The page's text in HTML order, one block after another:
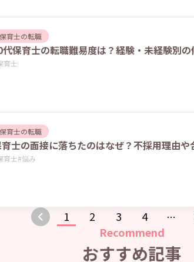
保育士の転職
代保育士の転職難易度は？経験・未経験別の
育士
保育士の転職
士の面接に落ちたのはなぜ？不採用理由や
育士#悩み
1 2 3 4 …
Recommend
おすすめ記事